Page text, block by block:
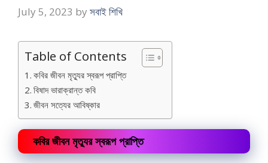
July 5, 2023 by সবাই শিখি
Table of Contents
কবির জীবন মৃত্যুর স্বরূপ প্রাপ্তি
বিষাদ ভারাক্রান্ত কবি
জীবন সত্যের আবিষ্কার
কবির জীবন মৃত্যুর স্বরূপ প্রাপ্তি